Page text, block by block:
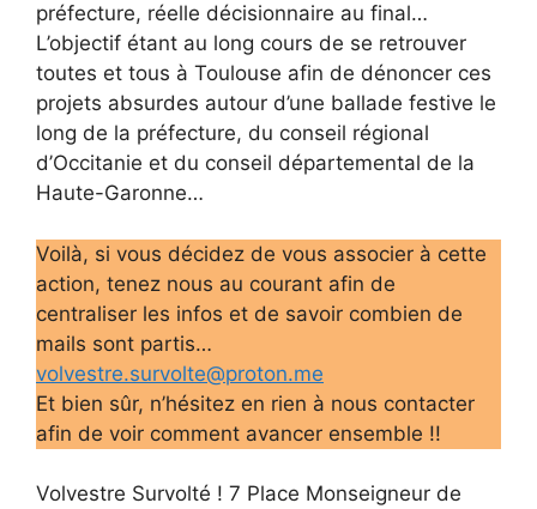
préfecture, réelle décisionnaire au final…
L’objectif étant au long cours de se retrouver
toutes et tous à Toulouse afin de dénoncer ces
projets absurdes autour d’une ballade festive le
long de la préfecture, du conseil régional
d’Occitanie et du conseil départemental de la
Haute-Garonne…
Voilà, si vous décidez de vous associer à cette
action, tenez nous au courant afin de
centraliser les infos et de savoir combien de
mails sont partis…
volvestre.survolte@proton.me
Et bien sûr, n’hésitez en rien à nous contacter
afin de voir comment avancer ensemble !!
Volvestre Survolté ! 7 Place Monseigneur de